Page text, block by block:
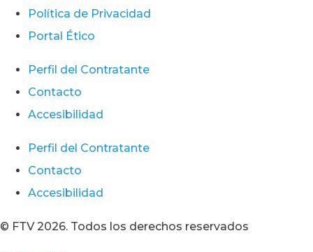
Política de Privacidad
Portal Ético
Perfil del Contratante
Contacto
Accesibilidad
Perfil del Contratante
Contacto
Accesibilidad
© FTV 2026. Todos los derechos reservados